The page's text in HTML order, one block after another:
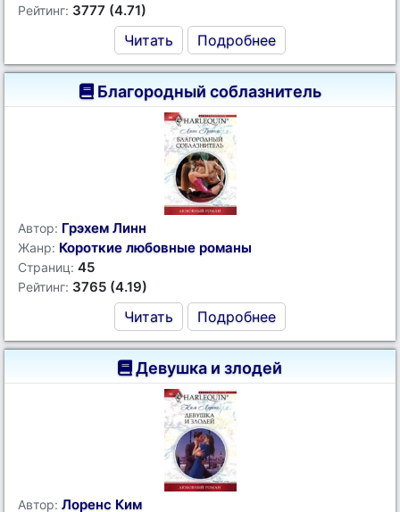
Рейтинг: 3777 (4.71)
Читать Подробнее
Благородный соблазнитель
Автор: Грэхем Линн
Жанр: Короткие любовные романы
Страниц: 45
Рейтинг: 3765 (4.19)
Читать Подробнее
Девушка и злодей
Автор: Лоренс Ким